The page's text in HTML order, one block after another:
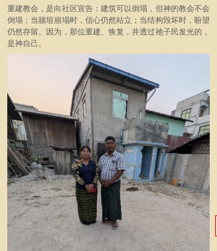
重建教会，是向社区宣告：建筑可以倒塌，但神的教会不会
倒塌；当牆垣崩塌时，信心仍然站立；当结构毁坏时，盼望
仍然存留。因为，那位重建、恢复，并透过祂子民发光的，
是神自己。